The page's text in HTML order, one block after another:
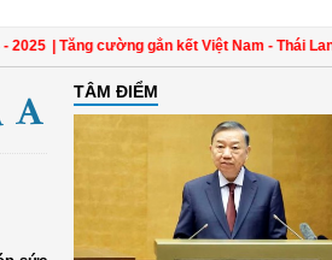
cường gắn kết Việt Nam - Thái Lan qua
TÂM ĐIỂM